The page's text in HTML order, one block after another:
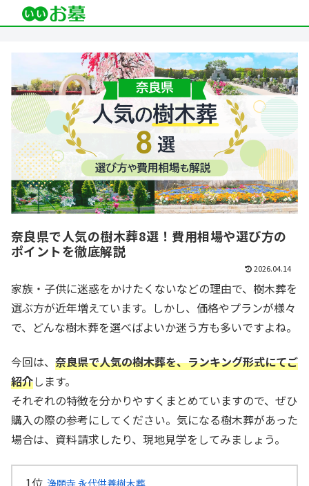
奈良県で人気の樹木葬8選！費用相場や選び方の
ポイントを徹底解説
2026.04.14
家族・子供に迷惑をかけたくないなどの理由で、樹木葬を
選ぶ方が近年増えています。しかし、価格やプランが様々
で、どんな樹木葬を選べばよいか迷う方も多いですよね。
今回は、 奈良県で人気の樹木葬を、ランキング形式にてご
紹介します。
それぞれの特徴を分かりやすくまとめていますので、ぜひ
購入の際の参考にしてください。気になる樹木葬があった
場合は、資料請求したり、現地見学をしてみましょう。
浄願寺 永代供養樹木葬